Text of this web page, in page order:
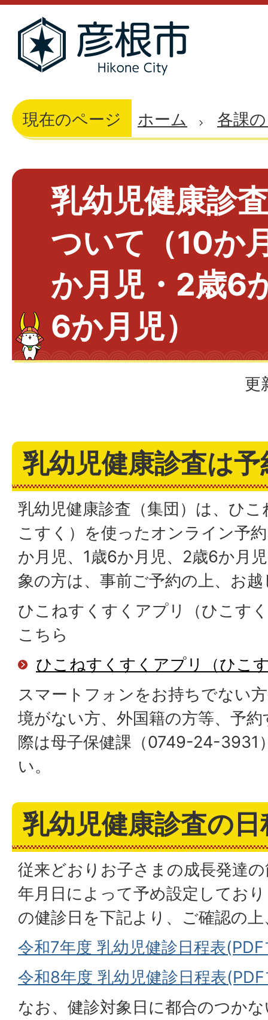
現在のページ ホーム 各課
乳幼児健康診
ついて（10か
か月児・2歳6
6か月児）
更
乳幼児健康診査は
乳幼児健康診査（集団）は、ひ
こすく）を使ったオンライン予
か月児、1歳6か月児、2歳6か月
象の方は、事前ご予約の上、お
ひこねすくすくアプリ（ひこす
こちら
ひこねすくすくアプリ（ひこ
スマートフォンをお持ちでない
境がない方、外国籍の方等、予
際は母子保健課（0749-24-3931
い。
乳幼児健康診査の日
従来どおりお子さまの成長発達
年月日によって予め設定してお
の健診日を下記より、ご確認の
令和7年度 乳幼児健診日程表
令和8年度 乳幼児健診日程表
なお、健診対象日に都合のつか